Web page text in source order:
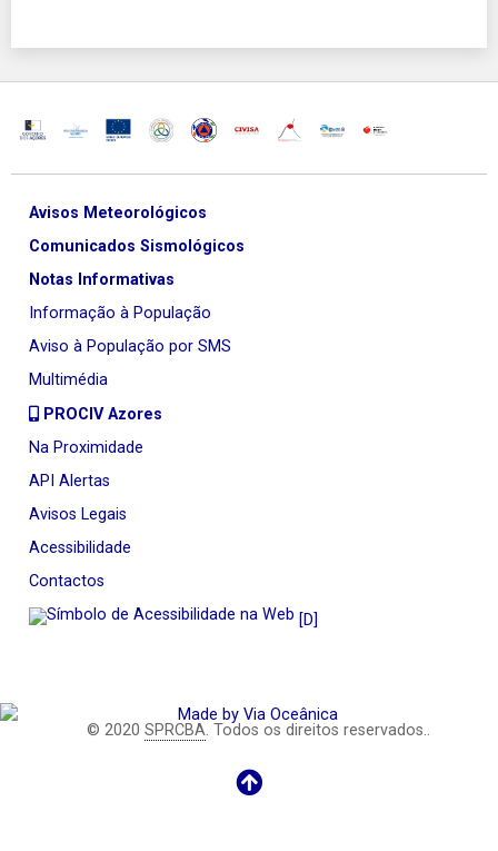
Avisos Meteorológicos
Comunicados Sismológicos
Notas Informativas
Informação à População
Aviso à População por SMS
Multimédia
PROCIV Azores
Na Proximidade
API Alertas
Avisos Legais
Acessibilidade
Contactos
[D]
© 2020 SPRCBA. Todos os direitos reservados..